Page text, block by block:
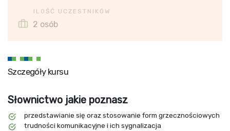
ILOŚĆ UCZESTNIKÓW
2 osób
Szczegóły kursu
Słownictwo jakie poznasz
przedstawianie się oraz stosowanie form grzecznościowych
trudności komunikacyjne i ich sygnalizacja